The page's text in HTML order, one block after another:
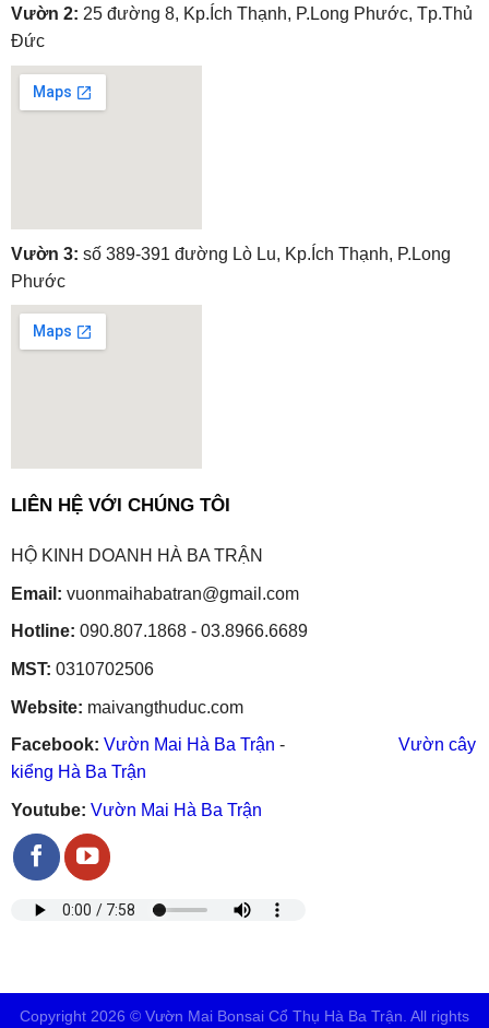
embedgooglemap.net
Vườn 2: 25 đường 8, Kp.Ích Thạnh, P.Long Phước, Tp.Thủ
Đức
embedgooglemap.net
Vườn 3: số 389-391 đường Lò Lu, Kp.Ích Thạnh, P.Long
Phước
embedgooglemap.net
LIÊN HỆ VỚI CHÚNG TÔI
HỘ KINH DOANH HÀ BA TRẬN
Email: vuonmaihabatran@gmail.com
Hotline: 090.807.1868 - 03.8966.6689
MST: 0310702506
Website: maivangthuduc.com
Facebook: Vườn Mai Hà Ba Trận - Vườn cây
kiểng Hà Ba Trận
Youtube: Vườn Mai Hà Ba Trận
Copyright 2026 © Vườn Mai Bonsai Cổ Thụ Hà Ba Trận. All rights